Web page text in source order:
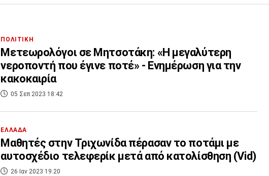
ΠΟΛΙΤΙΚΗ
Μετεωρολόγοι σε Μητσοτάκη: «Η μεγαλύτερη
νεροποντή που έγινε ποτέ» - Ενημέρωση για την
κακοκαιρία
05 Σεπ 2023 18:42
ΕΛΛΑΔΑ
Μαθητές στην Τριχωνίδα πέρασαν το ποτάμι με
αυτοσχέδιο τελεφερίκ μετά από κατολίσθηση (Vid)
26 Ιαν 2023 19:20